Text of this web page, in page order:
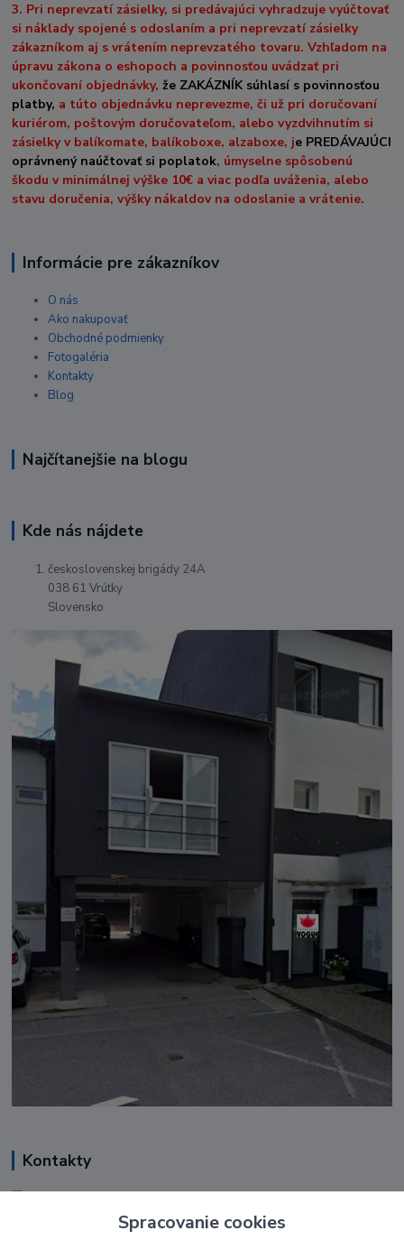
3. Pri neprevzatí zásielky, si predávajúci vyhradzuje vyúčtovať
si náklady spojené s odoslaním a pri neprevzatí zásielky
zákazníkom aj s vrátením neprevzatého tovaru. Vzhľadom na
úpravu zákona o eshopoch a povinnosťou uvádzať pri
ukončovaní objednávky,že ZAKÁZNÍK súhlasí s povinnosťou
platby, a túto objednávku neprevezme, či už pri doručovaní
kuriérom, poštovým doručovateľom, alebo vyzdvihnutím si
zásielky v balíkomate, balíkoboxe, alzaboxe, je PREDÁVAJÚCI
oprávnený naúčtovať si poplatok, úmyselne spôsobenú
škodu v minimálnej výške 10€ a viac podľa uváženia, alebo
stavu doručenia, výšky nákaldov na odoslanie a vrátenie.
Informácie pre zákazníkov
O nás
Ako nakupovať
Obchodné podmienky
Fotogaléria
Kontakty
Blog
Najčítanejšie na blogu
Kde nás nájdete
československej brigády 24A
038 61 Vrútky
Slovensko
Kontakty
+421 948 050 205
Spracovanie cookies